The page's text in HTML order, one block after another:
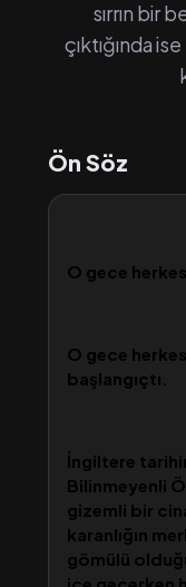
sırrın bir
çıktığında
Ön Söz
O gece
O gece
başlangıçtı.
İngiltere
Bilinmeyenli
gizemli bir
karanlığın
gömülü